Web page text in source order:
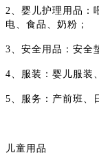
2、婴儿护理用品：
电、食品、奶粉；
3、安全用品：安全
4、服装：婴儿服装
5、服务：产前班、
儿童用品